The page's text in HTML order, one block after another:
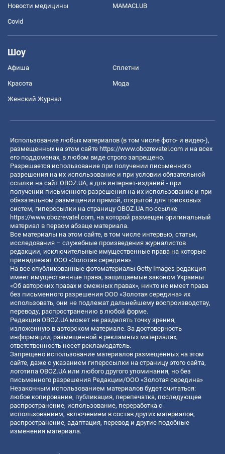
Новости медицины MAMACLUB
Covid
Шоу
Афиша Сплетни
Красота Мода
Женский Журнал
Использование любых материалов (в том числе фото- и видео-),
размещенных на этом сайте https://www.obozrevatel.com и на всех
его поддоменах, в любом виде строго запрещено.
Разрешается использование при получении письменного
разрешения на их использование и при условии обязательной
ссылки на сайт OBOZ.UA, а для интернет-изданий - при
получении письменного разрешения на их использование и при
обязательном размещении прямой, открытой для поисковых
систем, гиперссылки на страницу OBOZ.UA по ссылке
https://www.obozrevatel.com, на которой размещен оригинальный
материал в первом абзаце материала.
Все материалы на этом сайте, в том числе интервью, статьи,
исследования – служебные произведения журналистов
редакции, исключительные имущественные права на которые
принадлежат ООО «Золотая середина».
На все опубликованные фотоматериалы Getty Images редакция
имеет имущественные права, защищаемые законом Украины
«Об авторских правах и смежных правах», никто не имеет права
без письменного разрешения ООО «Золотая середина» их
использовать, они не подлежат дальнейшему воспроизводству,
переводу, распространению в любой форме.
Редакция OBOZ.UA может не разделять точку зрения,
изложенную в авторском материале. За достоверность
информации, размещенной в рекламных материалах,
ответственность несет рекламодатель.
Запрещено использование материалов размещенных на этом
сайте, даже с указанием гиперссылки на страницу этого сайта,
логотипа OBOZ.UA или любого другого упоминания, но без
письменного разрешения Редакции/ООО «Золотая середина»
Незаконным использованием материалов будет считаться:
любое копирование, публикация, перепечатка, последующее
распространение, использование, переработка с
использованием, включением в состав других материалов,
распространение, адаптация, перевод и другие подобные
изменения материала.